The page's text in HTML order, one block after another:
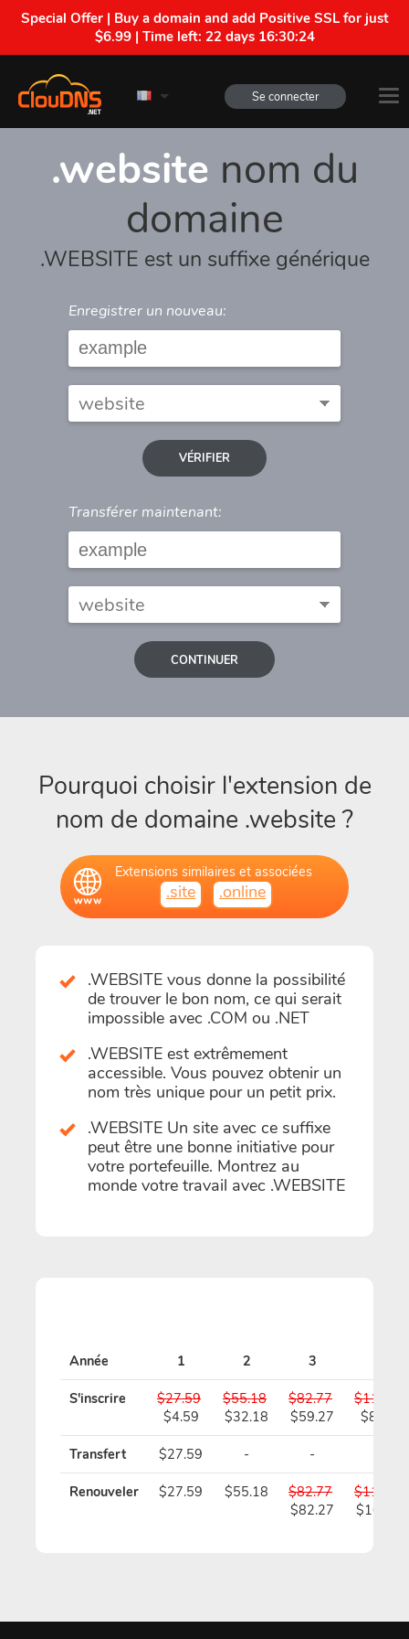
Special Offer | Buy a domain and add Positive SSL for just
$6.99 | Time left: 22 days 16:30:24
Se connecter
.website nom du
domaine
.WEBSITE est un suffixe générique
Enregistrer un nouveau:
VÉRIFIER
Transférer maintenant:
CONTINUER
Pourquoi choisir l'extension de
nom de domaine .website ?
Extensions similaires et associées
.site .online
.WEBSITE vous donne la possibilité
de trouver le bon nom, ce qui serait
impossible avec .COM ou .NET
.WEBSITE est extrêmement
accessible. Vous pouvez obtenir un
nom très unique pour un petit prix.
.WEBSITE Un site avec ce suffixe
peut être une bonne initiative pour
votre portefeuille. Montrez au
monde votre travail avec .WEBSITE
Année 1 2 3
S'inscrire
$27.59
$4.59
$55.18
$32.18
$82.77
$59.27
$110.36
$86.36
Transfert $27.59 - -
Renouveler $27.59 $55.18
$82.77
$82.27
$110.36
$109.36